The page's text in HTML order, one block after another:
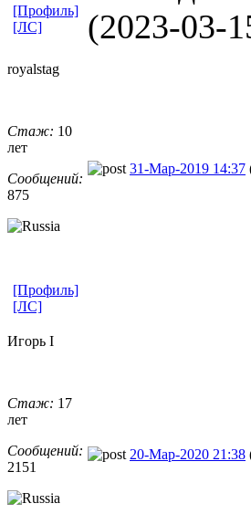
(2023-03-
[Профиль]
[ЛС]
royalstag
Стаж: 10
лет
Сообщений:
875
31-Мар-2019 14:37
[Профиль]
[ЛС]
Игорь I
Стаж: 17
лет
Сообщений:
2151
20-Мар-2020 21:38